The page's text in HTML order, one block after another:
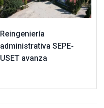
Reingeniería
administrativa SEPE-
USET avanza